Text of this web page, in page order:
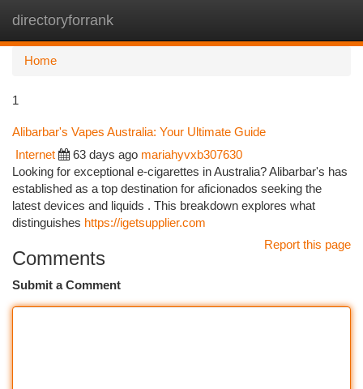
directoryforrank
Home
1
Alibarbar's Vapes Australia: Your Ultimate Guide
Internet 63 days ago mariahyvxb307630
Looking for exceptional e-cigarettes in Australia? Alibarbar's has
established as a top destination for aficionados seeking the
latest devices and liquids . This breakdown explores what
distinguishes https://igetsupplier.com
Report this page
Comments
Submit a Comment